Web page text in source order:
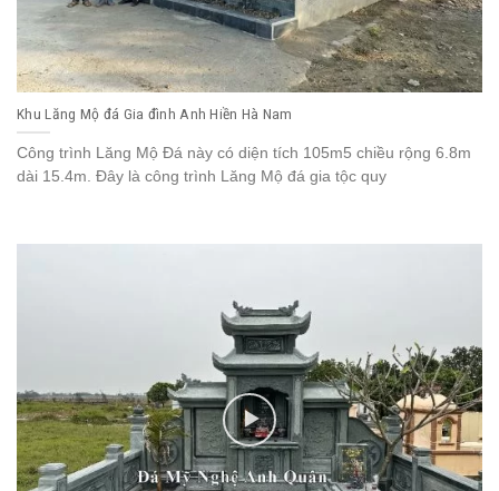
Khu Lăng Mộ đá Gia đình Anh Hiền Hà Nam
Công trình Lăng Mộ Đá này có diện tích 105m5 chiều rộng 6.8m
dài 15.4m. Đây là công trình Lăng Mộ đá gia tộc quy